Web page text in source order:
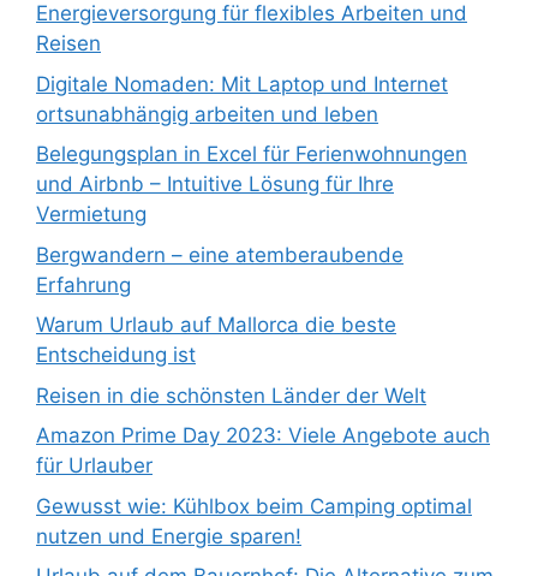
Energieversorgung für flexibles Arbeiten und
Reisen
Digitale Nomaden: Mit Laptop und Internet
ortsunabhängig arbeiten und leben
Belegungsplan in Excel für Ferienwohnungen
und Airbnb – Intuitive Lösung für Ihre
Vermietung
Bergwandern – eine atemberaubende
Erfahrung
Warum Urlaub auf Mallorca die beste
Entscheidung ist
Reisen in die schönsten Länder der Welt
Amazon Prime Day 2023: Viele Angebote auch
für Urlauber
Gewusst wie: Kühlbox beim Camping optimal
nutzen und Energie sparen!